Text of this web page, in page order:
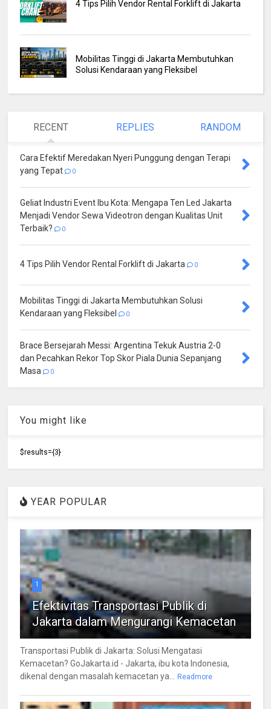
4 Tips Pilih Vendor Rental Forklift di Jakarta
Mobilitas Tinggi di Jakarta Membutuhkan
Solusi Kendaraan yang Fleksibel
RECENT REPLIES RANDOM
Cara Efektif Meredakan Nyeri Punggung dengan Terapi
yang Tepat
0
Geliat Industri Event Ibu Kota: Mengapa Ten Led Jakarta
Menjadi Vendor Sewa Videotron dengan Kualitas Unit
Terbaik?
0
4 Tips Pilih Vendor Rental Forklift di Jakarta 0
Mobilitas Tinggi di Jakarta Membutuhkan Solusi
Kendaraan yang Fleksibel
0
Brace Bersejarah Messi: Argentina Tekuk Austria 2-0
dan Pecahkan Rekor Top Skor Piala Dunia Sepanjang
Masa
0
You might like
$results={3}
YEAR POPULAR
1
Efektivitas Transportasi Publik di
Jakarta dalam Mengurangi Kemacetan
Transportasi Publik di Jakarta: Solusi Mengatasi
Kemacetan? GoJakarta.id - Jakarta, ibu kota Indonesia,
dikenal dengan masalah kemacetan ya... Readmore